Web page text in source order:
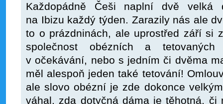
Každopádně Češi naplní dvě velká
na Ibizu každý týden. Zarazily nás ale
to o prázdninách, ale uprostřed září si
společnost obézních a
v očekávání, nebo s jedním či dvěma
měl alespoň jeden také tetování!
ale slovo obézní je zde dokonce
váhal, zda dotyčná dáma je těhotná, či